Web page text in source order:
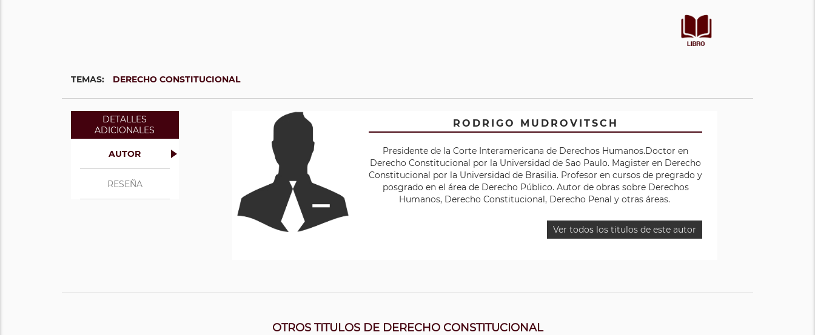
TEMAS: DERECHO CONSTITUCIONAL
DETALLES
ADICIONALES
AUTOR
RESEÑA
RODRIGO MUDROVITSCH
Presidente de la Corte Interamericana de Derechos Humanos.Doctor en
Derecho Constitucional por la Universidad de Sao Paulo. Magister en Derecho
Constitucional por la Universidad de Brasilia. Profesor en cursos de pregrado y
posgrado en el área de Derecho Público. Autor de obras sobre Derechos
Humanos, Derecho Constitucional, Derecho Penal y otras áreas.
Ver todos los titulos de este autor
OTROS TITULOS DE DERECHO CONSTITUCIONAL